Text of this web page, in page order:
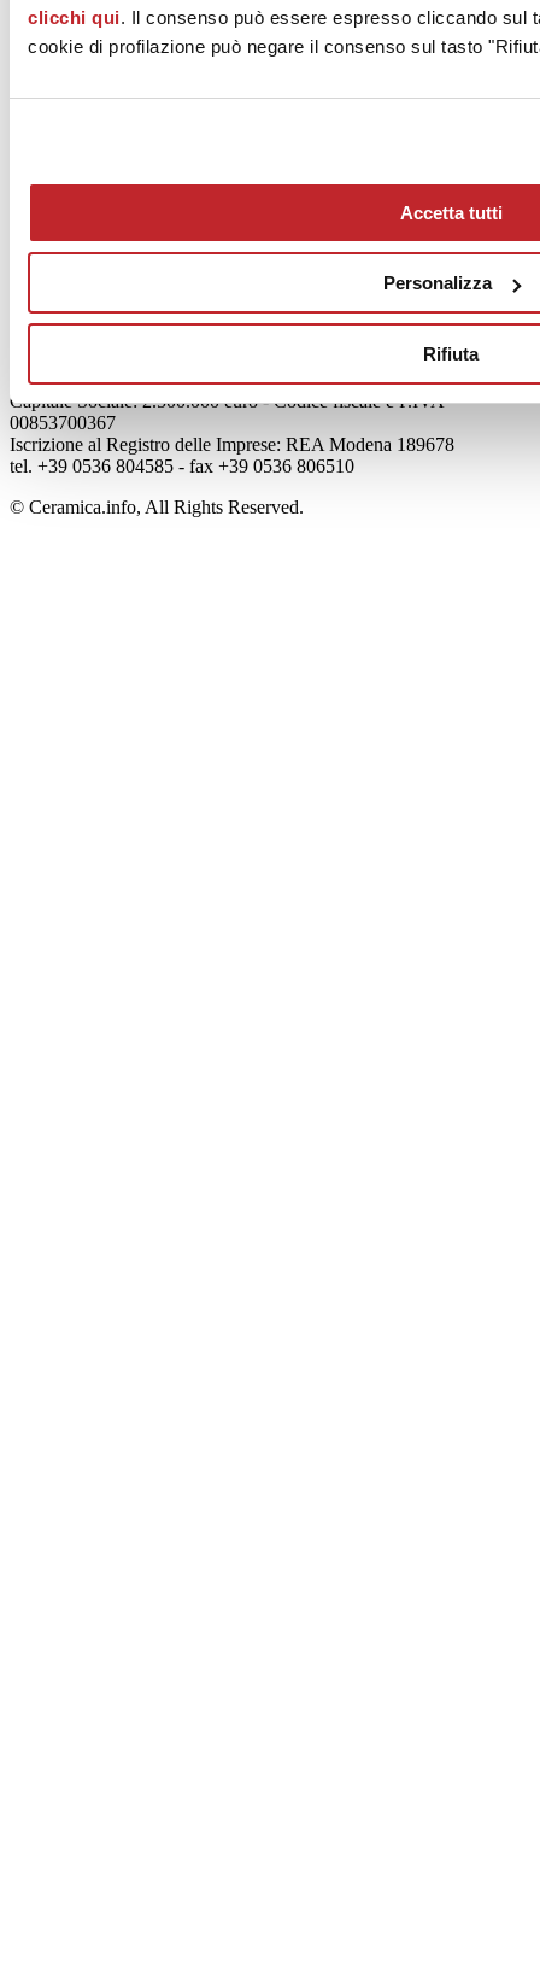
clicchi qui. Il consenso può essere espresso cliccando sul
cookie di profilazione può negare il consenso sul tasto
Accetta tutti
Personalizza
Rifiuta
Articoli
Mog 231/01
Credits
Viale Monte Santo, 40 - 41049 Sassuolo (MO) - Italy
Capitale Sociale: 2.500.000 euro - Codice fiscale e P.IVA
00853700367
Iscrizione al Registro delle Imprese: REA Modena 189678
tel. +39 0536 804585 - fax +39 0536 806510
© Ceramica.info, All Rights Reserved.